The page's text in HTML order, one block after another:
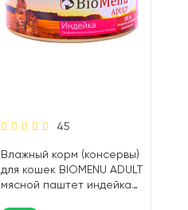
45
Влажный корм (консервы)
для кошек BIOMENU ADULT
мясной паштет индейка